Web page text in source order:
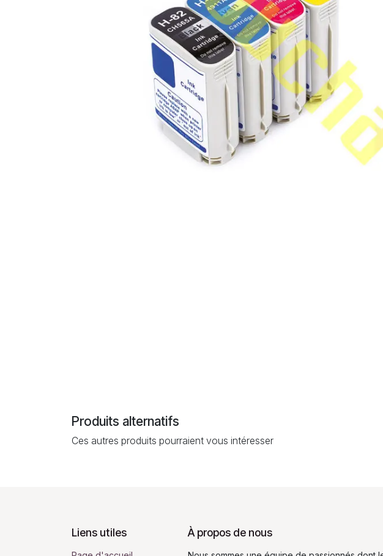
Produits alternatifs
Ces autres produits pourraient vous intéresser
Liens utiles À propos de nous